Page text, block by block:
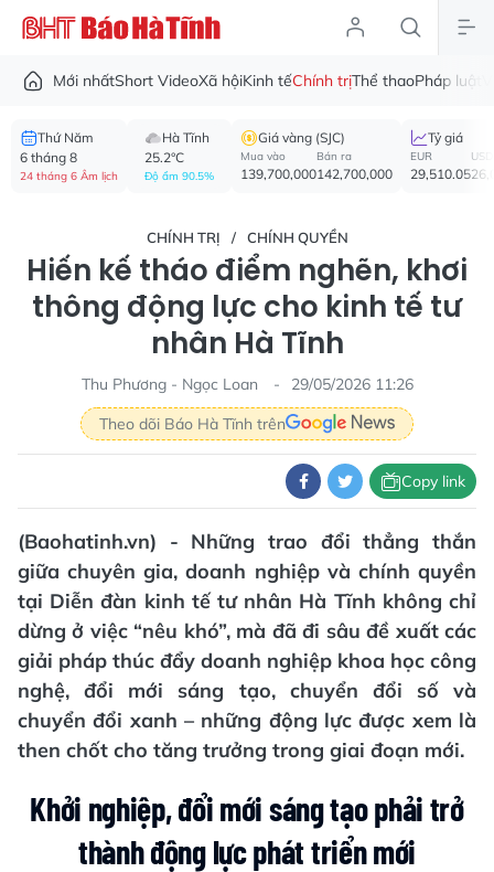
Mới nhấtShort VideoXã hộiKinh tếChính trịThể thaoPháp luật
Thứ Năm
6 tháng 8
24 tháng 6 Âm lịch
Hà Tĩnh
25.2°C
Độ ẩm 90.5%
Giá vàng (SJC)
Mua vào
139,700,000
Bán ra
142,700,000
Tỷ giá
EUR
29,510.05
USD
CHÍNH TRỊ CHÍNH QUYỀN
Hiến kế tháo điểm nghẽn, khơi
thông động lực cho kinh tế tư
nhân Hà Tĩnh
Thu Phương - Ngọc Loan
29/05/2026 11:26
Theo dõi Báo Hà Tĩnh trên
Copy link
(Baohatinh.vn) - Những trao đổi thẳng thắn
giữa chuyên gia, doanh nghiệp và chính quyền
tại Diễn đàn kinh tế tư nhân Hà Tĩnh không chỉ
dừng ở việc “nêu khó”, mà đã đi sâu đề xuất các
giải pháp thúc đẩy doanh nghiệp khoa học công
nghệ, đổi mới sáng tạo, chuyển đổi số và
chuyển đổi xanh – những động lực được xem là
then chốt cho tăng trưởng trong giai đoạn mới.
Khởi nghiệp, đổi mới sáng tạo phải trở
thành động lực phát triển mới